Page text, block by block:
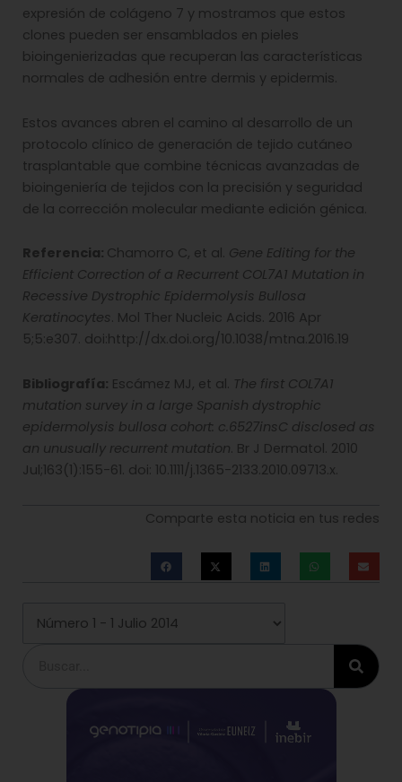
expresión de colágeno 7 y mostramos que estos
clones pueden ser ensamblados en pieles
bioingenierizadas que recuperan las características
normales de adhesión entre dermis y epidermis.
Estos avances abren el camino al desarrollo de un
protocolo clínico de generación de tejido cutáneo
trasplantable que combine técnicas avanzadas de
bioingeniería de tejidos con la precisión y seguridad
de la corrección molecular mediante edición génica.
Referencia: Chamorro C, et al. Gene Editing for the
Efficient Correction of a Recurrent COL7A1 Mutation in
Recessive Dystrophic Epidermolysis Bullosa
Keratinocytes. Mol Ther Nucleic Acids. 2016 Apr
5;5:e307. doi:http://dx.doi.org/10.1038/mtna.2016.19
Bibliografía: Escámez MJ, et al. The first COL7A1
mutation survey in a large Spanish dystrophic
epidermolysis bullosa cohort: c.6527insC disclosed as
an unusually recurrent mutation. Br J Dermatol. 2010
Jul;163(1):155-61. doi: 10.1111/j.1365-2133.2010.09713.x.
Comparte esta noticia en tus redes